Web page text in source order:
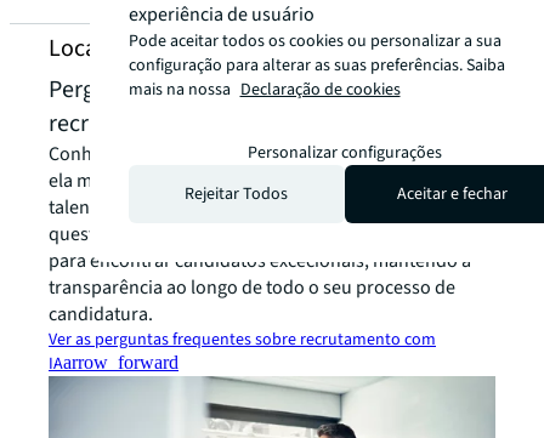
Localizações JLL
Perguntas frequentes sobre o processo de
recrutamento com IA
Conheça a tecnologia de triagem por IA da JLL e como
ela melhora o nosso processo de aquisição de
talentos. Estas perguntas frequentes abordam
questões comuns sobre a nossa abordagem inovadora
para encontrar candidatos excecionais, mantendo a
transparência ao longo de todo o seu processo de
candidatura.
Ver as perguntas frequentes sobre recrutamento com
IAarrow_forward
experiência de usuário
Pode aceitar todos os cookies ou personalizar a sua
configuração para alterar as suas preferências. Saiba
mais na nossa Declaração de cookies
Personalizar configurações
Rejeitar Todos
Aceitar e fechar